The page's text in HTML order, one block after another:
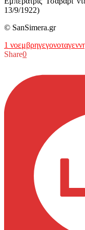
13/9/1922)
© SanSimera.gr
1 νοεμβρηγεγονοτα
Share0